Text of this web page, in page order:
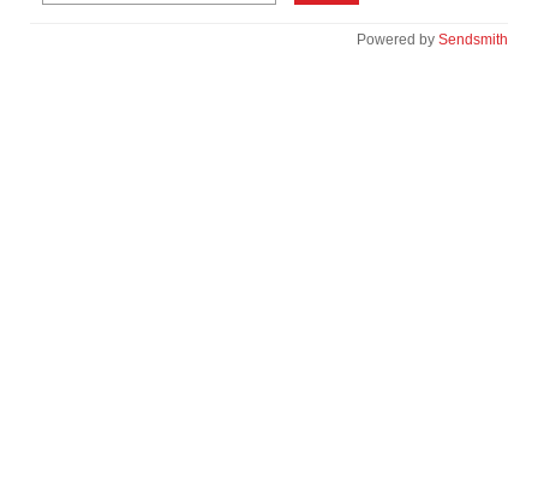
Powered by Sendsmith